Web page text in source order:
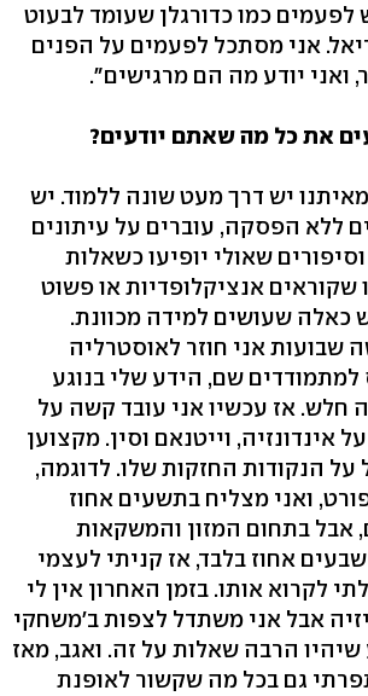
לפעמים כמו כדורגלן שעומד לבעוט
אני מסתכל לפעמים על הפנים
ואני יודע מה הם מרגישים".
את כל מה שאתם יודעים?
יש דרך מעט שונה ללמוד. יש
ללא הפסקה, עוברים על עיתונים
שאולי יופיעו כשאלות
שקוראים אנציקלופדיות או פשוט
כאלה שעושים למידה מכוונת.
שבועות אני חוזר לאוסטרליה
שם, הידע שלי בנוגע
חלש. אז עכשיו אני עובד קשה על
אינדונזיה, וייטנאם וסין. מקצוען
הנקודות החזקות שלו. לדוגמה,
ואני מצליח בתשעים אחוז
אבל בתחום המזון והמשקאות
אחוז בלבד, אז קניתי לעצמי
לקרוא אותו. בזמן האחרון אין לי
אבל אני משתדל לצפות ב'משחקי
שיהיו הרבה שאלות על זה. ואגב, מאז
גם בכל מה שקשור לאופנת